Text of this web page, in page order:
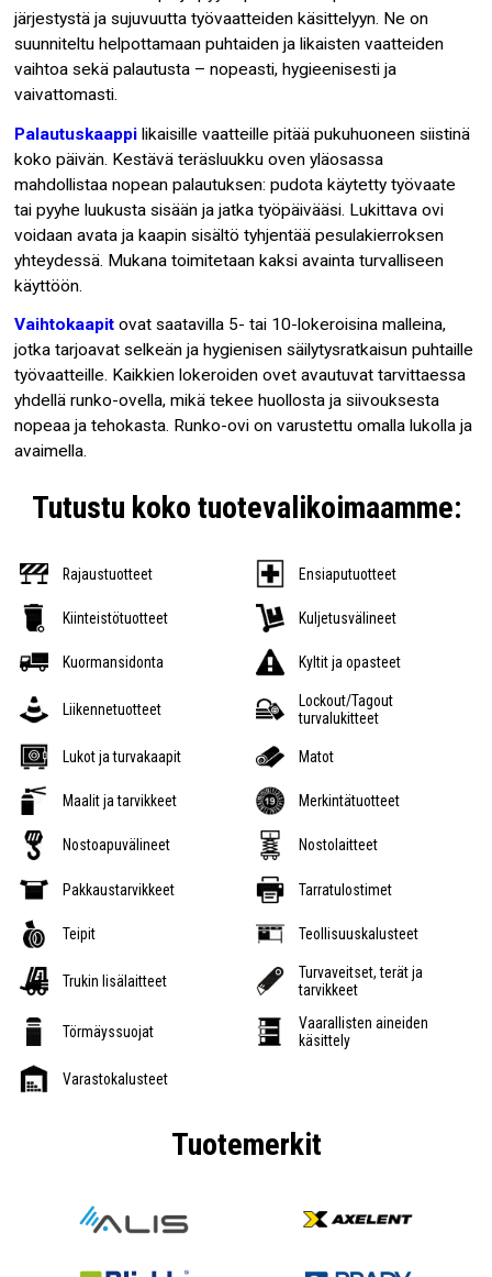
järjestystä ja sujuvuutta työvaatteiden käsittelyyn. Ne on
suunniteltu helpottamaan puhtaiden ja likaisten vaatteiden
vaihtoa sekä palautusta – nopeasti, hygieenisesti ja
vaivattomasti.
Palautuskaappi likaisille vaatteille pitää pukuhuoneen siistinä
koko päivän. Kestävä teräsluukku oven yläosassa
mahdollistaa nopean palautuksen: pudota käytetty työvaate
tai pyyhe luukusta sisään ja jatka työpäivääsi. Lukittava ovi
voidaan avata ja kaapin sisältö tyhjentää pesulakierroksen
yhteydessä. Mukana toimitetaan kaksi avainta turvalliseen
käyttöön.
Vaihtokaapit ovat saatavilla 5- tai 10-lokeroisina malleina,
jotka tarjoavat selkeän ja hygienisen säilytysratkaisun puhtaille
työvaatteille. Kaikkien lokeroiden ovet avautuvat tarvittaessa
yhdellä runko-ovella, mikä tekee huollosta ja siivouksesta
nopeaa ja tehokasta. Runko-ovi on varustettu omalla lukolla ja
avaimella.
Tutustu koko tuotevalikoimaamme:
Rajaustuotteet Ensiaputuotteet
Kiinteistötuotteet Kuljetusvälineet
Kuormansidonta Kyltit ja opasteet
Liikennetuotteet
Lockout/Tagout
turvalukitteet
Lukot ja turvakaapit Matot
Maalit ja tarvikkeet Merkintätuotteet
Nostoapuvälineet Nostolaitteet
Pakkaustarvikkeet Tarratulostimet
Teipit Teollisuuskalusteet
Trukin lisälaitteet
Turvaveitset, terät ja
tarvikkeet
Törmäyssuojat
Vaarallisten aineiden
käsittely
Varastokalusteet
Tuotemerkit